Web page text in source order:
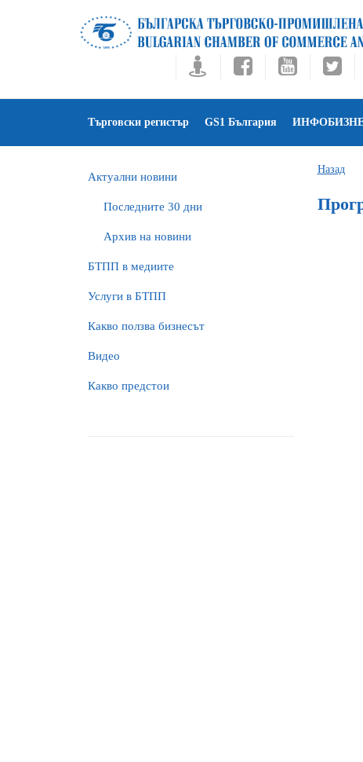
Търговски регистър GS1 България
Актуални новини
Последните 30 дни
Архив на новини
БTПП в медиите
Услуги в БТПП
Какво ползва бизнесът
Видео
Какво предстои
Назад